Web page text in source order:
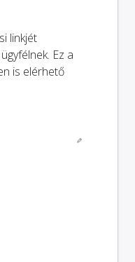
linkjét
Ez a
is elérhető